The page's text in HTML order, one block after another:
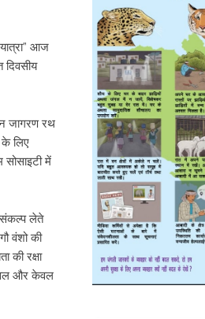
आज
जागरण रथ
के लिए
सोसाइटी में
संकल्प लेते
वंशो की
रक्षा
और केवल